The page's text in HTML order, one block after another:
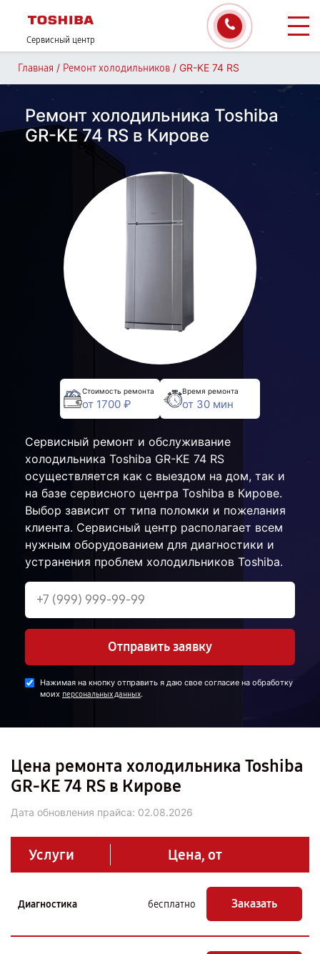
Сервисный центр
Главная / Ремонт холодильников / GR-KE 74 RS
Ремонт холодильника Toshiba
GR-KE 74 RS в Кирове
Стоимость ремонта
от 1700 ₽
Время ремонта
от 30 мин
Сервисный ремонт и обслуживание
холодильника Toshiba GR-KE 74 RS
осуществляется как с выездом на дом, так и
на базе сервисного центра Toshiba в Кирове.
Выбор зависит от типа поломки и пожелания
клиента. Сервисный центр располагает всем
нужным оборудованием для диагностики и
устранения проблем холодильников Toshiba.
Отправить заявку
Нажимая на кнопку отправить я даю свое согласие на обработку
моих персональных данных.
Цена ремонта холодильника Toshiba
GR-KE 74 RS в Кирове
Дата обновления прайса: 02.08.2026
Услуги Цена, от
Диагностика бесплатно Заказать